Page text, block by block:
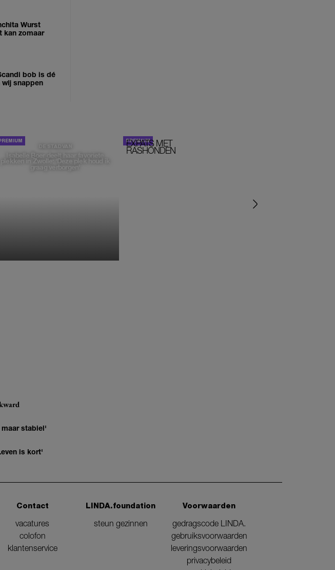
Wurst
kan zomaar
bob is dé
wij snappen
DE STAD VAN
Isabelle Boer deelt haar favoriete
plekken in Zwolle: 'Deze plek houd ik
graag verborgen'
EXPATS MET
RASHONDEN
stabiel'
is kort'
Contact
vacatures
colofon
klantenservice
LINDA.foundation
steun gezinnen
Voorwaarden
gedragscode LINDA.
gebruiksvoorwaarden
leveringsvoorwaarden
privacybeleid